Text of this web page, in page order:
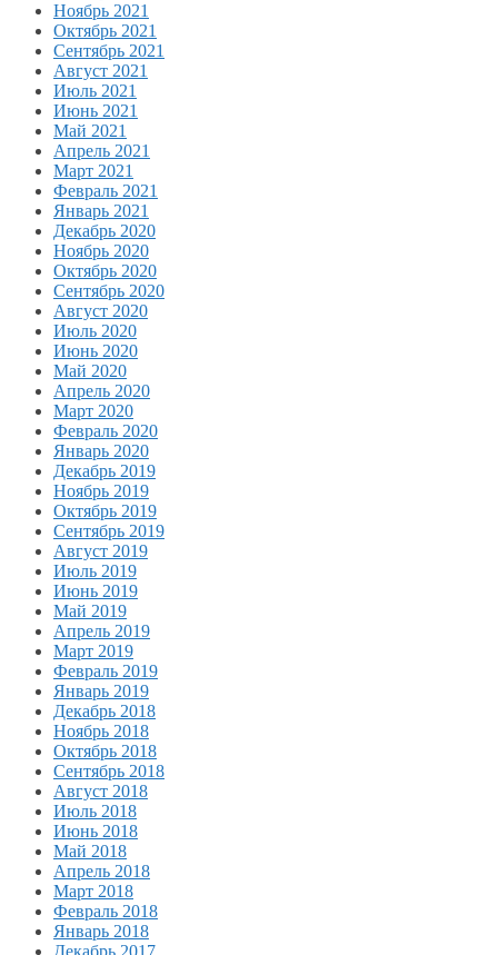
Ноябрь 2021
Октябрь 2021
Сентябрь 2021
Август 2021
Июль 2021
Июнь 2021
Май 2021
Апрель 2021
Март 2021
Февраль 2021
Январь 2021
Декабрь 2020
Ноябрь 2020
Октябрь 2020
Сентябрь 2020
Август 2020
Июль 2020
Июнь 2020
Май 2020
Апрель 2020
Март 2020
Февраль 2020
Январь 2020
Декабрь 2019
Ноябрь 2019
Октябрь 2019
Сентябрь 2019
Август 2019
Июль 2019
Июнь 2019
Май 2019
Апрель 2019
Март 2019
Февраль 2019
Январь 2019
Декабрь 2018
Ноябрь 2018
Октябрь 2018
Сентябрь 2018
Август 2018
Июль 2018
Июнь 2018
Май 2018
Апрель 2018
Март 2018
Февраль 2018
Январь 2018
Декабрь 2017